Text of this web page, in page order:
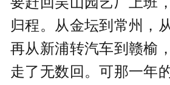
归程。从金坛到常州，
再从新浦转汽车到赣榆
走了无数回。可那一年